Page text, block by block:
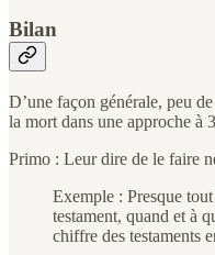
Bilan
D’une façon générale, peu
la mort dans une approche à
Primo : Leur dire de le faire
Exemple : Presque
testament, quand et à
chiffre des testaments